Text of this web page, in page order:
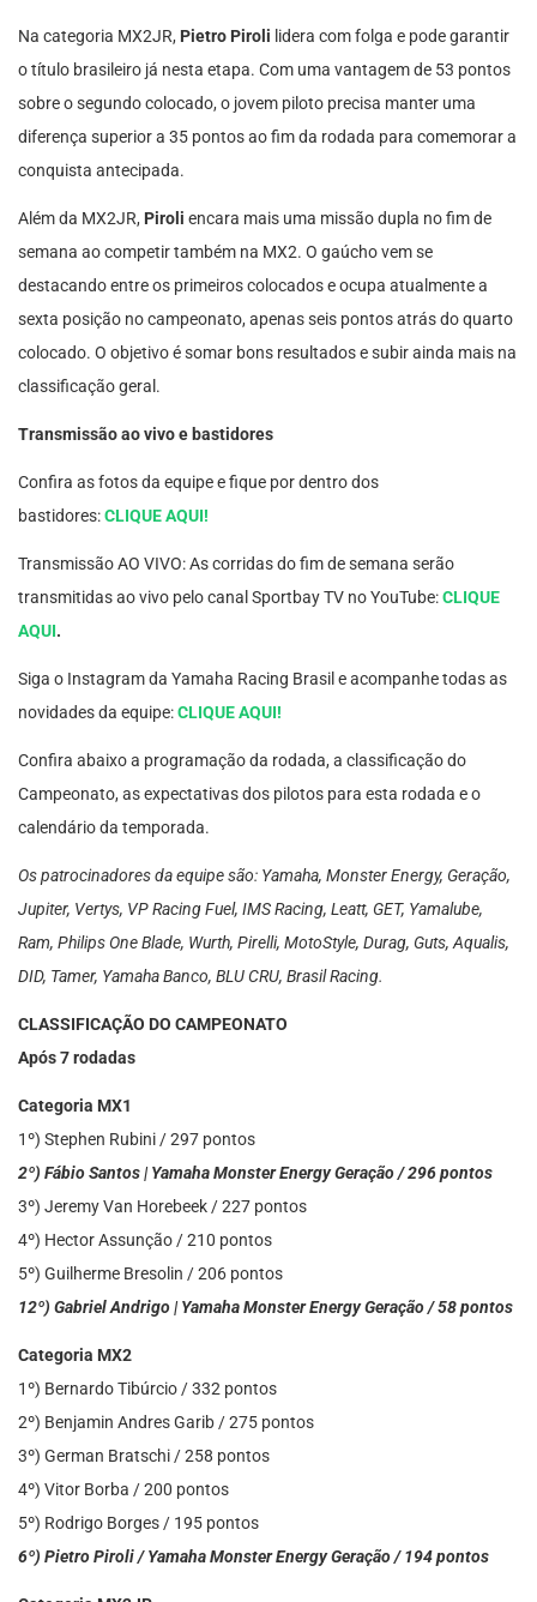
Na categoria MX2JR, Pietro Piroli lidera com folga e pode garantir
o título brasileiro já nesta etapa. Com uma vantagem de 53 pontos
sobre o segundo colocado, o jovem piloto precisa manter uma
diferença superior a 35 pontos ao fim da rodada para comemorar a
conquista antecipada.
Além da MX2JR, Piroli encara mais uma missão dupla no fim de
semana ao competir também na MX2. O gaúcho vem se
destacando entre os primeiros colocados e ocupa atualmente a
sexta posição no campeonato, apenas seis pontos atrás do quarto
colocado. O objetivo é somar bons resultados e subir ainda mais na
classificação geral.
Transmissão ao vivo e bastidores
Confira as fotos da equipe e fique por dentro dos
bastidores:CLIQUE AQUI!
Transmissão AO VIVO: As corridas do fim de semana serão
transmitidas ao vivo pelo canal Sportbay TV no YouTube:CLIQUE
AQUI.
Siga o Instagram da Yamaha Racing Brasil e acompanhe todas as
novidades da equipe:CLIQUE AQUI!
Confira abaixo a programação da rodada, a classificação do
Campeonato, as expectativas dos pilotos para esta rodada e o
calendário da temporada.
Os patrocinadores da equipe são: Yamaha, Monster Energy, Geração,
Jupiter, Vertys, VP Racing Fuel, IMS Racing, Leatt, GET, Yamalube,
Ram, Philips One Blade, Wurth, Pirelli, MotoStyle, Durag, Guts, Aqualis,
DID, Tamer, Yamaha Banco, BLU CRU, Brasil Racing.
CLASSIFICAÇÃO DO CAMPEONATO
Após 7 rodadas
Categoria MX1
1º) Stephen Rubini / 297 pontos
2º) Fábio Santos | Yamaha Monster Energy Geração / 296 pontos
3º) Jeremy Van Horebeek / 227 pontos
4º) Hector Assunção / 210 pontos
5º) Guilherme Bresolin / 206 pontos
12º) Gabriel Andrigo | Yamaha Monster Energy Geração / 58 pontos
Categoria MX2
1º) Bernardo Tibúrcio / 332 pontos
2º) Benjamin Andres Garib / 275 pontos
3º) German Bratschi / 258 pontos
4º) Vitor Borba / 200 pontos
5º) Rodrigo Borges / 195 pontos
6º) Pietro Piroli / Yamaha Monster Energy Geração / 194 pontos